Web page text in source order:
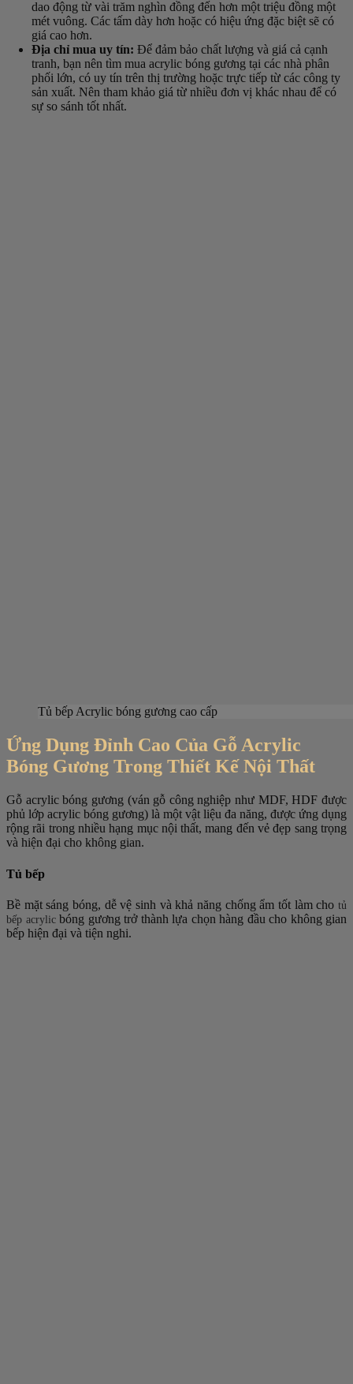
dao động từ vài trăm nghìn đồng đến hơn một triệu đồng một
mét vuông. Các tấm dày hơn hoặc có hiệu ứng đặc biệt sẽ có
giá cao hơn.
Địa chỉ mua uy tín: Để đảm bảo chất lượng và giá cả cạnh
tranh, bạn nên tìm mua acrylic bóng gương tại các nhà phân
phối lớn, có uy tín trên thị trường hoặc trực tiếp từ các công ty
sản xuất. Nên tham khảo giá từ nhiều đơn vị khác nhau để có
sự so sánh tốt nhất.
Tủ bếp Acrylic bóng gương cao cấp
Ứng Dụng Đỉnh Cao Của Gỗ Acrylic
Bóng Gương Trong Thiết Kế Nội Thất
Gỗ acrylic bóng gương (ván gỗ công nghiệp như MDF, HDF được
phủ lớp acrylic bóng gương) là một vật liệu đa năng, được ứng dụng
rộng rãi trong nhiều hạng mục nội thất, mang đến vẻ đẹp sang trọng
và hiện đại cho không gian.
Tủ bếp
Bề mặt sáng bóng, dễ vệ sinh và khả năng chống ẩm tốt làm cho tủ
bếp acrylicbóng gương trở thành lựa chọn hàng đầu cho không gian
bếp hiện đại và tiện nghi.